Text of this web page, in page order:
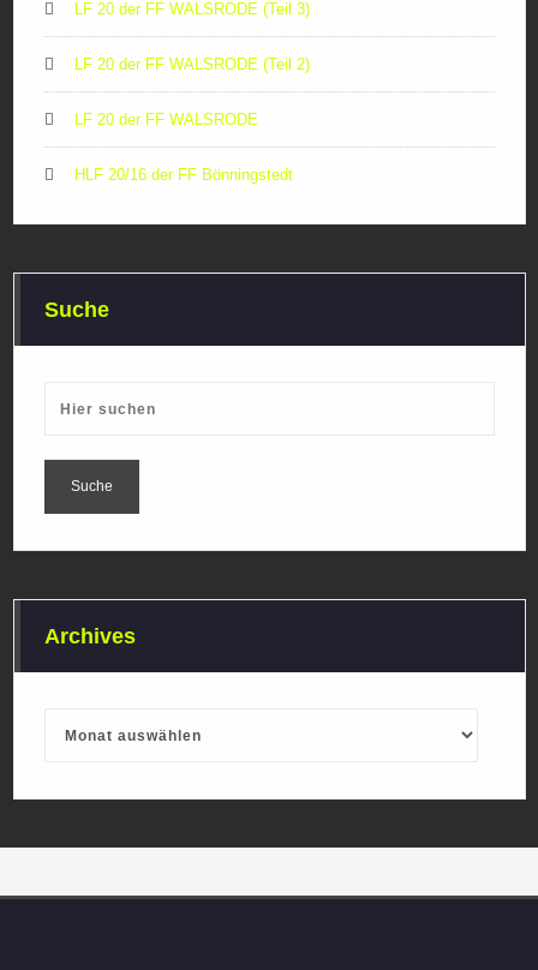
LF 20 der FF WALSRODE (Teil 3)
LF 20 der FF WALSRODE (Teil 2)
LF 20 der FF WALSRODE
HLF 20/16 der FF Bönningstedt
Suche
Archives